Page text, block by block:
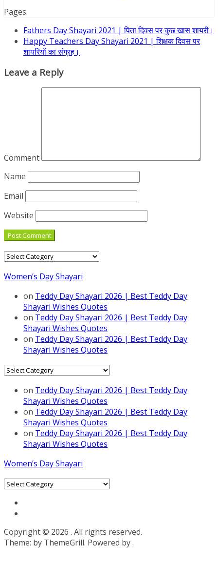
Pages:
Fathers Day Shayari 2021 | पिता दिवस पर कुछ खास शायरी।
Happy Teachers Day Shayari 2021 | शिक्षक दिवस पर
शायरियों का संग्रह।
Leave a Reply
Comment
Name
Email
Website
Categories
Women’s Day Shayari
on Teddy Day Shayari 2026 | Best Teddy Day
Shayari Wishes Quotes
on Teddy Day Shayari 2026 | Best Teddy Day
Shayari Wishes Quotes
on Teddy Day Shayari 2026 | Best Teddy Day
Shayari Wishes Quotes
Categories
on Teddy Day Shayari 2026 | Best Teddy Day
Shayari Wishes Quotes
on Teddy Day Shayari 2026 | Best Teddy Day
Shayari Wishes Quotes
on Teddy Day Shayari 2026 | Best Teddy Day
Shayari Wishes Quotes
Women’s Day Shayari
Categories
Copyright © 2026 . All rights reserved.
Theme: by ThemeGrill. Powered by.